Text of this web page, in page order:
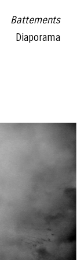
Battements
Diaporama